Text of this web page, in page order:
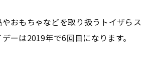
おもちゃなどを取り扱うトイザらス
ーは2019年で6回目になります。